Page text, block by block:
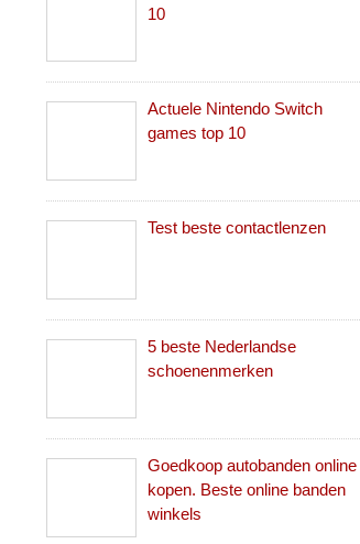
10
Actuele Nintendo Switch
games top 10
Test beste contactlenzen
5 beste Nederlandse
schoenenmerken
Goedkoop autobanden online
kopen. Beste online banden
winkels